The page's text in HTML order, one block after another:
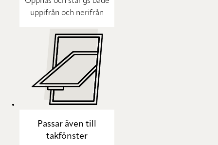
uppifrån och nerifrån
Passar även till
takfönster